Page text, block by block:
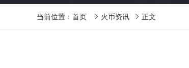
当前位置： 首页  火币资讯  正文